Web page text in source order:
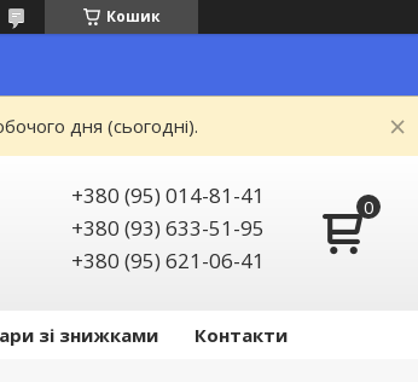
Кошик
дня (сьогодні).
+380 (95) 014-81-41
+380 (93) 633-51-95
+380 (95) 621-06-41
зі знижками Контакти